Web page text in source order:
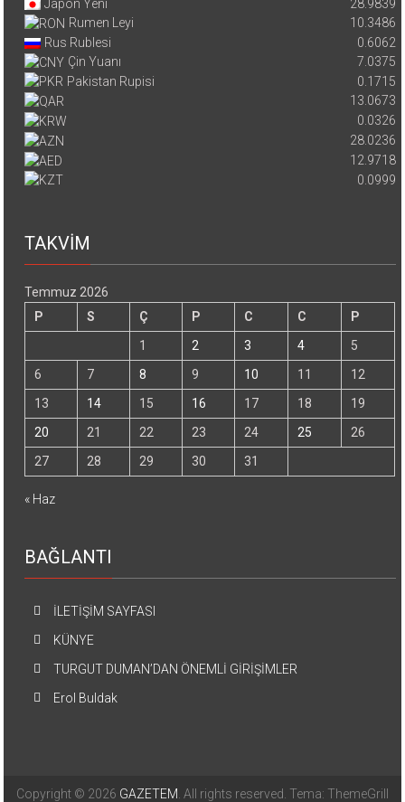
Japon Yeni
28.9839
Rumen Leyi
10.3486
Rus Rublesi
0.6062
Çin Yuanı
7.0375
Pakistan Rupisi
0.1715
13.0673
0.0326
28.0236
12.9718
0.0999
TAKVİM
Temmuz 2026
P
S Ç P C C
P
1
2 3 4
5
6
7 8 9 10 11
12
13
14 15 16 17 18
19
20
21 22 23 24 25
26
27
28 29 30 31
« Haz
BAĞLANTI
İLETİŞİM SAYFASI
KÜNYE
TURGUT DUMAN’DAN ÖNEMLİ GİRİŞİMLER
Erol Buldak
Copyright © 2026 GAZETEM. All rights reserved. Tema: ThemeGrill